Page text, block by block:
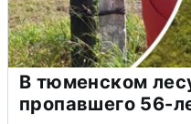
В тюменском
пропавшего 56-